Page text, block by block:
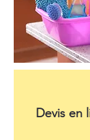
Devis en